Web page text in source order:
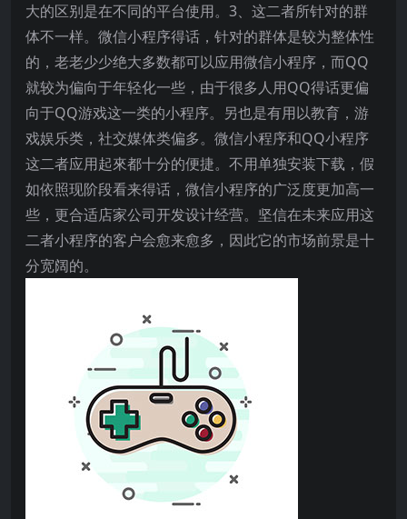
大的区别是在不同的平台使用。3、这二者所针对的群
体不一样。微信小程序得话，针对的群体是较为整体性
的，老老少少绝大多数都可以应用微信小程序，而QQ
就较为偏向于年轻化一些，由于很多人用QQ得话更偏
向于QQ游戏这一类的小程序。另也是有用以教育，游
戏娱乐类，社交媒体类偏多。微信小程序和QQ小程序
这二者应用起來都十分的便捷。不用单独安装下载，假
如依照现阶段看来得话，微信小程序的广泛度更加高一
些，更合适店家公司开发设计经营。坚信在未来应用这
二者小程序的客户会愈来愈多，因此它的市场前景是十
分宽阔的。